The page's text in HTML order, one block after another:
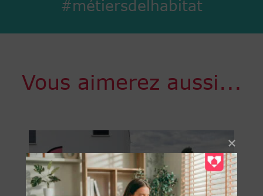
#métiersdelhabitat
Vous aimerez aussi...